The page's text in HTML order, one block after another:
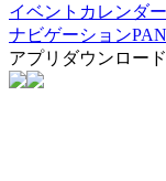
イベントカレンダー
ナビゲーション
アプリダウンロード